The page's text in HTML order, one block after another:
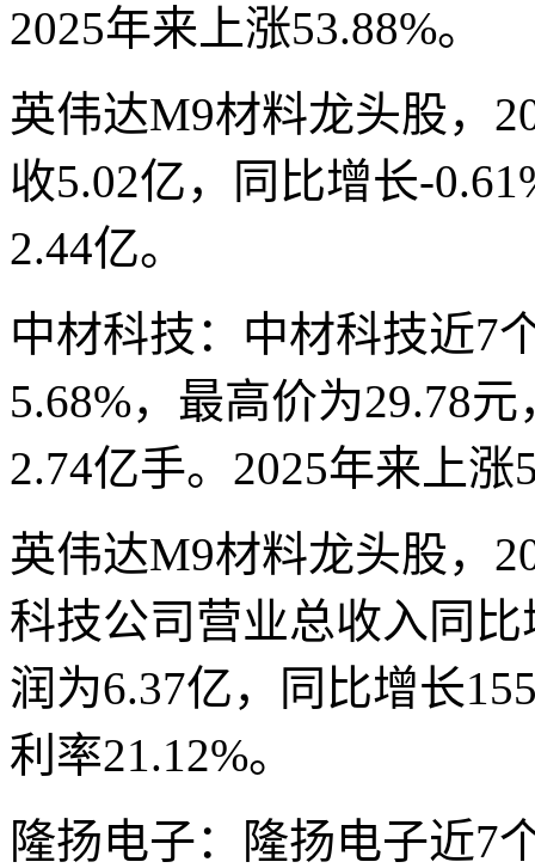
2025年来上涨53.88%。
英伟达M9材料龙头股，
收5.02亿，同比增长-
2.44亿。
中材科技：中材科技近7
5.68%，最高价为29.78
2.74亿手。2025年来上涨
英伟达M9材料龙头股，
科技公司营业总收入同比
润为6.37亿，同比增长
利率21.12%。
隆扬电子：隆扬电子近7